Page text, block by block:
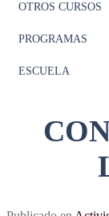
OTROS CURSOS
PROGRAMAS
ESCUELA